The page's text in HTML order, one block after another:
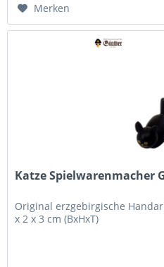
Merken
Katze Spielwarenmacher
Original erzgebirgische
x 2 x 3 cm (BxHxT)